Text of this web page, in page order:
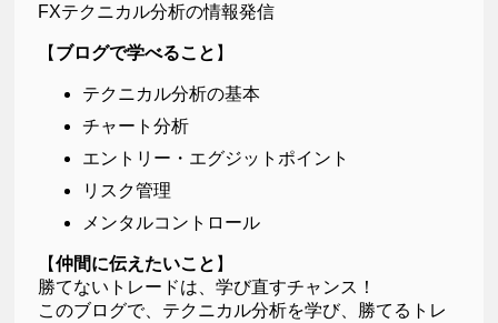
FXテクニカル分析の情報発信
【 ブログで学べること 】
テクニカル分析の基本
チャート分析
エントリー・エグジットポイント
リスク管理
メンタルコントロール
【仲間に伝えたいこと 】
勝てないトレードは、学び直すチャンス！
このブログで、テクニカル分析を学び、勝てるトレ